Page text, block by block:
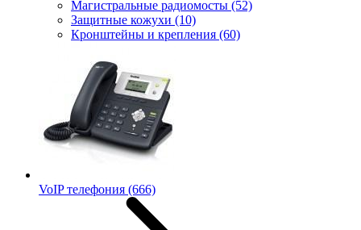
Магистральные радиомосты (52)
Защитные кожухи (10)
Кронштейны и крепления (60)
VoIP телефония (666)